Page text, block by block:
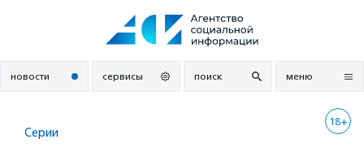
новости сервисы поиск меню
18+
Серии